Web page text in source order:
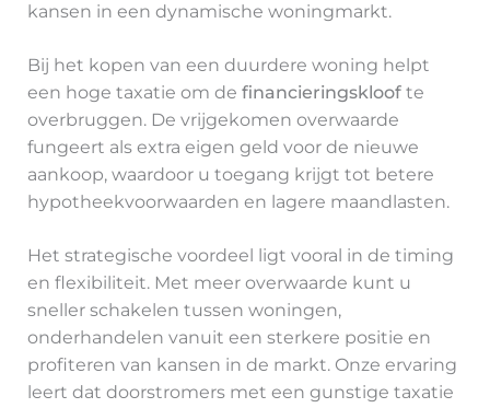
kansen in een dynamische woningmarkt.
Bij het kopen van een duurdere woning helpt
een hoge taxatie om de financieringskloofte
overbruggen. De vrijgekomen overwaarde
fungeert als extra eigen geld voor de nieuwe
aankoop, waardoor u toegang krijgt tot betere
hypotheekvoorwaarden en lagere maandlasten.
Het strategische voordeel ligt vooral in de timing
en flexibiliteit. Met meer overwaarde kunt u
sneller schakelen tussen woningen,
onderhandelen vanuit een sterkere positie en
profiteren van kansen in de markt. Onze ervaring
leert dat doorstromers met een gunstige taxatie